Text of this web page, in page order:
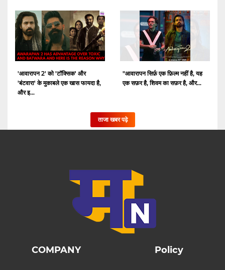
'आवारापन 2' को 'टॉक्सिक' और
'बंटवारा' के मुकाबले एक खास फायदा है,
और इ...
"आवारापन सिर्फ़ एक फ़िल्म नहीं है, यह
एक सफ़र है, शिवम का सफ़र है, और...
ताजा खबर पढ़े
COMPANY Policy